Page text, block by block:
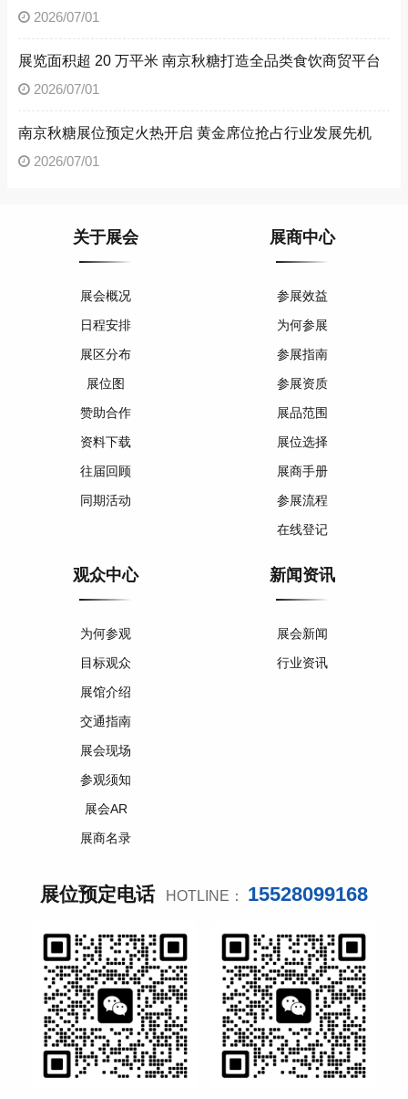
2026/07/01
展览面积超 20 万平米 南京秋糖打造全品类食饮商贸平台
2026/07/01
南京秋糖展位预定火热开启 黄金席位抢占行业发展先机
2026/07/01
关于展会
展会概况
日程安排
展区分布
展位图
赞助合作
资料下载
往届回顾
同期活动
展商中心
参展效益
为何参展
参展指南
参展资质
展品范围
展位选择
展商手册
参展流程
在线登记
观众中心
为何参观
目标观众
展馆介绍
交通指南
展会现场
参观须知
展会AR
展商名录
新闻资讯
展会新闻
行业资讯
展位预定电话 HOTLINE： 15528099168